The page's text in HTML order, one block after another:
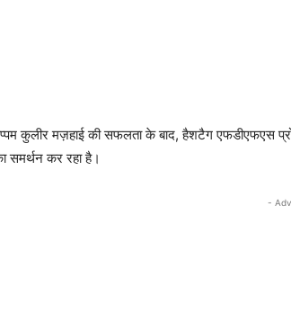
कुलीर मज़हाई की सफलता के बाद, हैशटैग एफडीएफएस
समर्थन कर रहा है।
-